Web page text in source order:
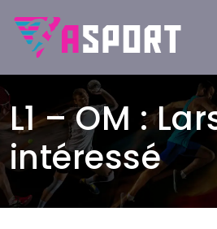
L1 – OM :
intéressé